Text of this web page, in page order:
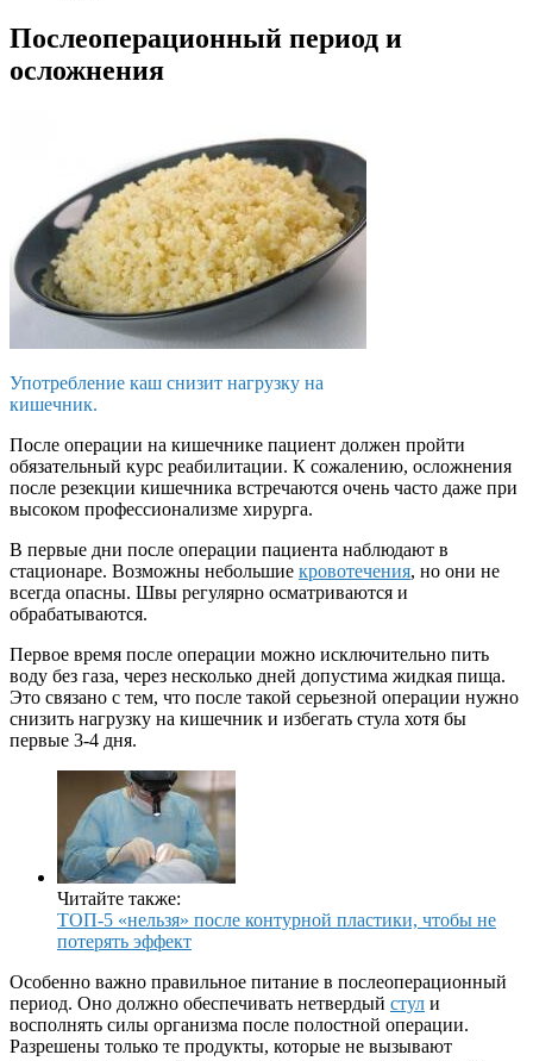
Послеоперационный период и
осложнения
Употребление каш снизит нагрузку на
кишечник.
После операции на кишечнике пациент должен пройти
обязательный курс реабилитации. К сожалению, осложнения
после резекции кишечника встречаются очень часто даже при
высоком профессионализме хирурга.
В первые дни после операции пациента наблюдают в
стационаре. Возможны небольшие кровотечения, но они не
всегда опасны. Швы регулярно осматриваются и
обрабатываются.
Первое время после операции можно исключительно пить
воду без газа, через несколько дней допустима жидкая пища.
Это связано с тем, что после такой серьезной операции нужно
снизить нагрузку на кишечник и избегать стула хотя бы
первые 3-4 дня.
Читайте также:
ТОП-5 «нельзя» после контурной пластики, чтобы не
потерять эффект
Особенно важно правильное питание в послеоперационный
период. Оно должно обеспечивать нетвердый стул и
восполнять силы организма после полостной операции.
Разрешены только те продукты, которые не вызывают